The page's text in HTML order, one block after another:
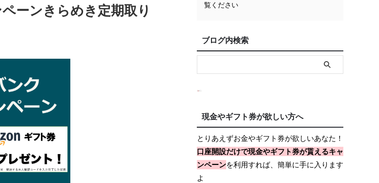
ーンきらめき定期取り
覧ください
ブログ内検索
現金やギフト券が欲しい方へ
とりあえずお金やギフト券が欲しいあなた！
口座開設だけで現金やギフト券が貰えるキャ
ンペーンを利用すれば、簡単に手に入ります
よ